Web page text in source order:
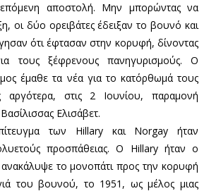
επόμενη αποστολή. Μην μπορώντας να
οι δύο ορειβάτες έδειξαν το βουνό και
ότι έφτασαν στην κορυφή, δίνοντας
τους ξέφρενους πανηγυρισμούς. Ο
έμαθε τα νέα για το κατόρθωμά τους
αργότερα, στις 2 Ιουνίου, παραμονή
Ελισάβετ.
των Hillary και Norgay ήταν
προσπάθειας. Ο Hillary ήταν ο
το μονοπάτι προς την κορυφή
του βουνού, το 1951, ως μέλος μιας